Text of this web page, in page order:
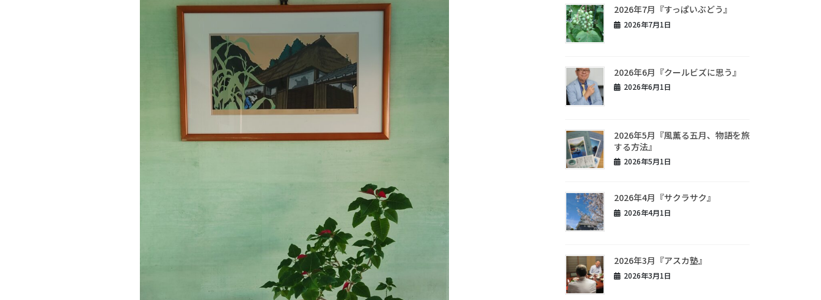
2026年7月『すっぱいぶどう』
2026年7月1日
2026年6月『クールビズに思う』
2026年6月1日
2026年5月『風薫る五月、物語を旅
する方法』
2026年5月1日
2026年4月『サクラサク』
2026年4月1日
2026年3月『アスカ塾』
2026年3月1日